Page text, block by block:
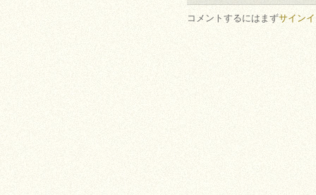
コメントするにはまずサイン